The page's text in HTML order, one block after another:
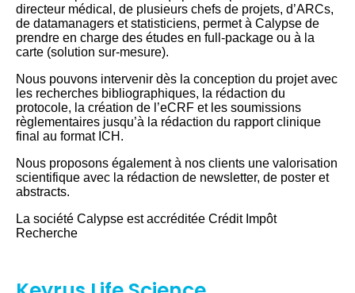
directeur médical, de plusieurs chefs de projets, d’ARCs,
de datamanagers et statisticiens, permet à Calypse de
prendre en charge des études en full-package ou à la
carte (solution sur-mesure).
Nous pouvons intervenir dès la conception du projet avec
les recherches bibliographiques, la rédaction du
protocole, la création de l’eCRF et les soumissions
règlementaires jusqu’à la rédaction du rapport clinique
final au format ICH.
Nous proposons également à nos clients une valorisation
scientifique avec la rédaction de newsletter, de poster et
abstracts.
La société Calypse est accréditée Crédit Impôt
Recherche